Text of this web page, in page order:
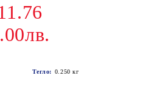
Тегло: 0.250 кг